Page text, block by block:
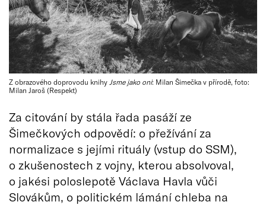
Z obrazového doprovodu knihy Jsme jako oni: Milan Šimečka v přírodě, foto:
Milan Jaroš (Respekt)
Za citování by stála řada pasáží ze
Šimečkových odpovědí: o přežívání za
normalizace s jejími rituály (vstup do SSM),
o zkušenostech z vojny, kterou absolvoval,
o jakési poloslepotě Václava Havla vůči
Slovákům, o politickém lámání chleba na